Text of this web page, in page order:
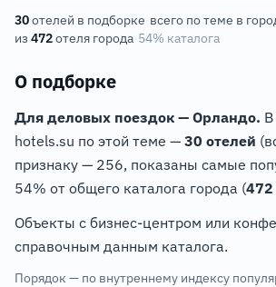
30отелей в подборке·всего по теме в
из 472отеля города·54% каталога
О подборке
Для деловых поездок — Орландо. В
hotels.su по этой теме — 30 отелей
признаку — 256, показаны самые
54% от общего каталога города (472
Объекты с бизнес-центром или
справочным данным каталога.
Порядок — по внутреннему индексу